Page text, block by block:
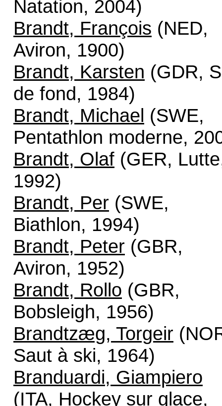
Natation, 2004)
Brandt, François (NED,
Aviron, 1900)
Brandt, Karsten (GDR,
de fond, 1984)
Brandt, Michael (SWE,
Pentathlon moderne,
Brandt, Olaf (GER,
1992)
Brandt, Per (SWE,
Biathlon, 1994)
Brandt, Peter (GBR,
Aviron, 1952)
Brandt, Rollo (GBR,
Bobsleigh, 1956)
Brandtzæg, Torgeir
Saut à ski, 1964)
Branduardi, Giampiero
(ITA, Hockey sur glace,